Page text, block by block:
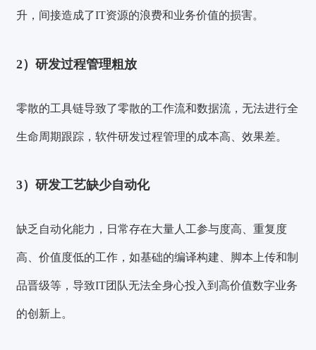
升，间接造成了IT资源的浪费和业务价值的损害。
2）研发过程管理粗放
零散的工具链导致了零散的工作流和数据流，无法进行全
生命周期跟踪，软件研发过程管理的成本高、效果差。
3）研发工艺缺少自动化
缺乏自动化能力，日常存在大量人工参与度高、重复度
高、价值度低的工作，如基础的编译构建、脚本上传和制
品晋级等，导致IT团队无法全身心投入到高价值数字业务
的创新上。